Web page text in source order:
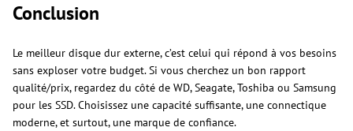
Conclusion
Le meilleur disque dur externe, c’est celui qui répond à vos besoins
sans exploser votre budget. Si vous cherchez un bon rapport
qualité/prix, regardez du côté de WD, Seagate, Toshiba ou Samsung
pour les SSD. Choisissez une capacité suffisante, une connectique
moderne, et surtout, une marque de confiance.